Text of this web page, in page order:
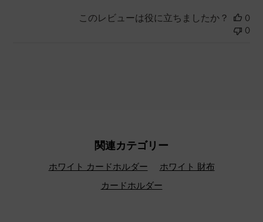
このレビューは役に立ちましたか？
0
0
関連カテゴリー
ホワイト カードホルダー
ホワイト 財布
カードホルダー